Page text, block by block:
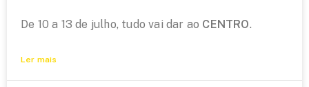
De 10 a 13 de julho, tudo vai dar ao CENTRO.
Ler mais